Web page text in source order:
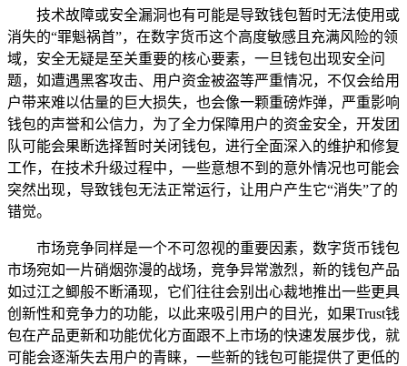
技术故障或安全漏洞也有可能是导致钱包暂时无法使用或
消失的“罪魁祸首”，在数字货币这个高度敏感且充满风险的领
域，安全无疑是至关重要的核心要素，一旦钱包出现安全问
题，如遭遇黑客攻击、用户资金被盗等严重情况，不仅会给用
户带来难以估量的巨大损失，也会像一颗重磅炸弹，严重影响
钱包的声誉和公信力，为了全力保障用户的资金安全，开发团
队可能会果断选择暂时关闭钱包，进行全面深入的维护和修复
工作，在技术升级过程中，一些意想不到的意外情况也可能会
突然出现，导致钱包无法正常运行，让用户产生它“消失”了的
错觉。
市场竞争同样是一个不可忽视的重要因素，数字货币钱包
市场宛如一片硝烟弥漫的战场，竞争异常激烈，新的钱包产品
如过江之鲫般不断涌现，它们往往会别出心裁地推出一些更具
创新性和竞争力的功能，以此来吸引用户的目光，如果Trust钱
包在产品更新和功能优化方面跟不上市场的快速发展步伐，就
可能会逐渐失去用户的青睐，一些新的钱包可能提供了更低的